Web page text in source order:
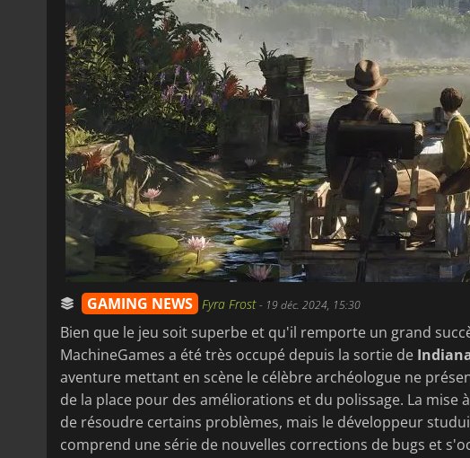
GAMING NEWS Fyra Frost- 19 déc. 2024, 15:30
Bien que le jeu soit superbe et qu'il remporte un grand
MachineGames a été très occupé depuis la sortie de
aventure mettant en scène le célèbre archéologue ne
de la place pour des améliorations et du polissage. La
de résoudre certains problèmes, mais le développeur
comprend une série de nouvelles corrections de bugs et